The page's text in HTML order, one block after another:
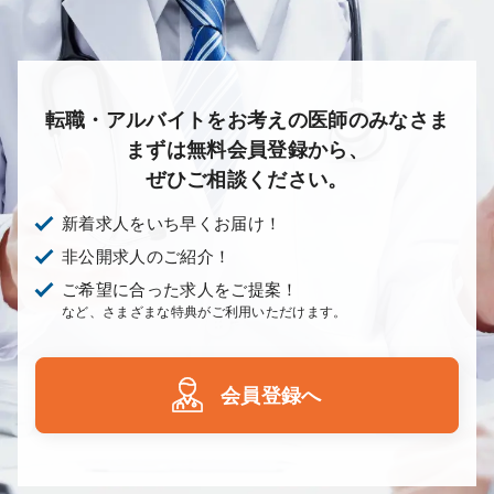
転職・アルバイトをお考えの医師のみなさま
まずは無料会員登録から、
ぜひご相談ください。
新着求人をいち早くお届け！
非公開求人のご紹介！
ご希望に合った求人をご提案！
など、さまざまな特典がご利用いただけます。
会員登録へ